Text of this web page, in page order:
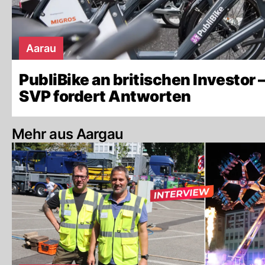
Aarau
PubliBike an britischen Investor –
SVP fordert Antworten
Mehr aus Aargau